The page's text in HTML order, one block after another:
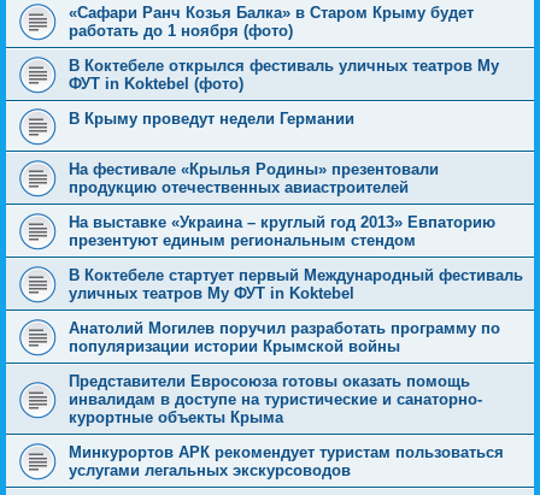
«Сафари Ранч Козья Балка» в Старом Крыму будет
работать до 1 ноября (фото)
В Коктебеле открылся фестиваль уличных театров Му
ФУТ in Koktebel (фото)
В Крыму проведут недели Германии
На фестивале «Крылья Родины» презентовали
продукцию отечественных авиастроителей
На выставке «Украина – круглый год 2013» Евпаторию
презентуют единым региональным стендом
В Коктебеле стартует первый Международный фестиваль
уличных театров Му ФУТ in Koktebel
Анатолий Могилев поручил разработать программу по
популяризации истории Крымской войны
Представители Евросоюза готовы оказать помощь
инвалидам в доступе на туристические и санаторно-
курортные объекты Крыма
Минкурортов АРК рекомендует туристам пользоваться
услугами легальных экскурсоводов